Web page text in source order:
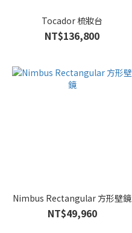
Tocador 梳妝台
NT$136,800
Nimbus Rectangular 方形壁鏡
NT$49,960